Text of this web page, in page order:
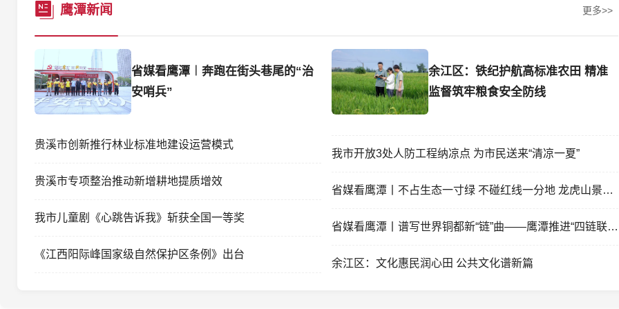
鹰潭新闻 更多>>
省媒看鹰潭︱奔跑在街头巷尾的“治
安哨兵”
余江区：铁纪护航高标准农田 精准
监督筑牢粮食安全防线
贵溪市创新推行林业标准地建设运营模式
贵溪市专项整治推动新增耕地提质增效
我市儿童剧《心跳告诉我》斩获全国一等奖
《江西阳际峰国家级自然保护区条例》出台
我市开放3处人防工程纳凉点 为市民送来“清凉一夏”
省媒看鹰潭丨不占生态一寸绿 不碰红线一分地 龙虎山景区
省媒看鹰潭丨谱写世界铜都新“链”曲——鹰潭推进“四链联动
余江区：文化惠民润心田 公共文化谱新篇